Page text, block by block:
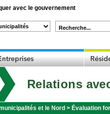
avec le gouvernement
Recherche...
Relations
et le Nord > Évaluation